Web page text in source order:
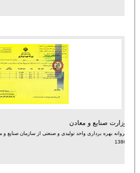
وزارت صنایع و معادن
پروانه بهره برداری واحد تولیدی و صنعتی از سازمان صنایع
1386